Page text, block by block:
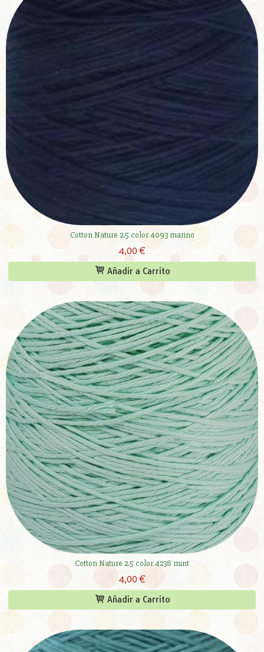
Cotton Nature 2.5 color 4093 marino
4,00 €
Añadir a Carrito
Cotton Nature 2.5 color 4238 mint
4,00 €
Añadir a Carrito